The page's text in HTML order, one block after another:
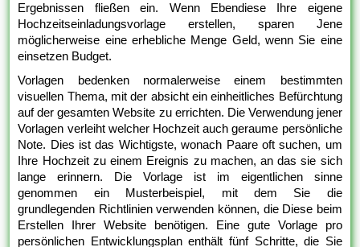
Ergebnissen fließen ein. Wenn Ebendiese Ihre eigene
Hochzeitseinladungsvorlage erstellen, sparen Jene
möglicherweise eine erhebliche Menge Geld, wenn Sie eine
einsetzen Budget.
Vorlagen bedenken normalerweise einem bestimmten
visuellen Thema, mit der absicht ein einheitliches Befürchtung
auf der gesamten Website zu errichten. Die Verwendung jener
Vorlagen verleiht welcher Hochzeit auch geraume persönliche
Note. Dies ist das Wichtigste, wonach Paare oft suchen, um
Ihre Hochzeit zu einem Ereignis zu machen, an das sie sich
lange erinnern. Die Vorlage ist im eigentlichen sinne
genommen ein Musterbeispiel, mit dem Sie die
grundlegenden Richtlinien verwenden können, die Diese beim
Erstellen Ihrer Website benötigen. Eine gute Vorlage pro
persönlichen Entwicklungsplan enthält fünf Schritte, die Sie